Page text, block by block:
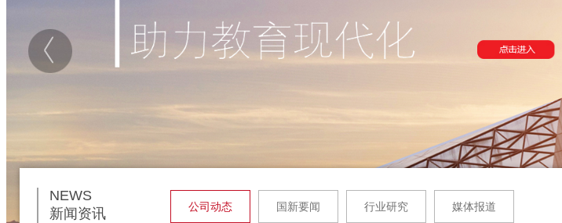
NEWS
新闻资讯
公司动态 国新要闻 行业研究 媒体报道